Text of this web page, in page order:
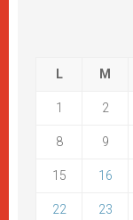
L M
1 2
8 9
15 16
22 23